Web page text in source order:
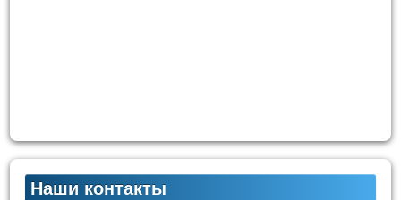
Наши контакты